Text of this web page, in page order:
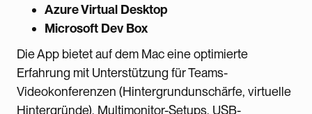
Azure Virtual Desktop
Microsoft Dev Box
Die App bietet auf dem Mac eine optimierte
Erfahrung mit Unterstützung für Teams-
Videokonferenzen (Hintergrundunschärfe, virtuelle
Hintergründe), Multimonitor-Setups, USB-